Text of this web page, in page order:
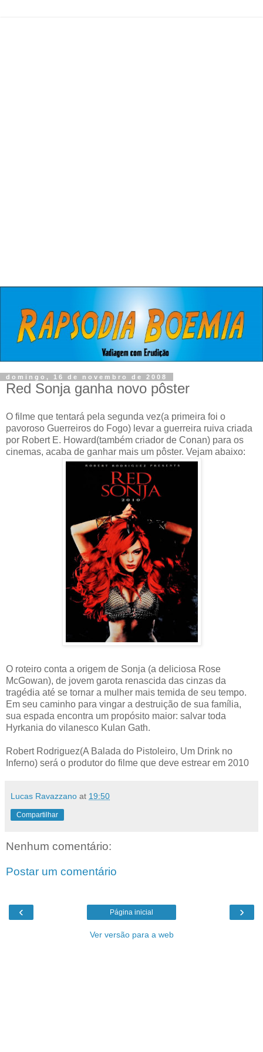
domingo, 16 de novembro de 2008
Red Sonja ganha novo pôster
O filme que tentará pela segunda vez(a primeira foi o
pavoroso Guerreiros do Fogo) levar a guerreira ruiva criada
por Robert E. Howard(também criador de Conan) para os
cinemas, acaba de ganhar mais um pôster. Vejam abaixo:
O roteiro conta a origem de Sonja (a deliciosa Rose
McGowan), de jovem garota renascida das cinzas da
tragédia até se tornar a mulher mais temida de seu tempo.
Em seu caminho para vingar a destruição de sua família,
sua espada encontra um propósito maior: salvar toda
Hyrkania do vilanesco Kulan Gath.
Robert Rodriguez(A Balada do Pistoleiro, Um Drink no
Inferno) será o produtor do filme que deve estrear em 2010
Lucas Ravazzano at 19:50
Compartilhar
Nenhum comentário:
Postar um comentário
‹ ›
Página inicial
Ver versão para a web